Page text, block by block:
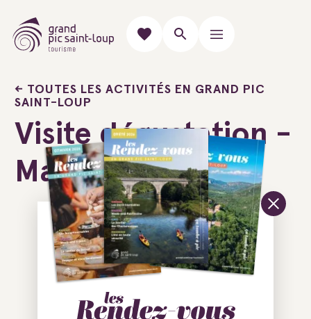
TOUTES LES ACTIVITÉS EN GRAND PIC
SAINT-LOUP
Visite dégustation -
Mas Gourdou
Ajouter au carnet de voyage
34270 Valflaunès